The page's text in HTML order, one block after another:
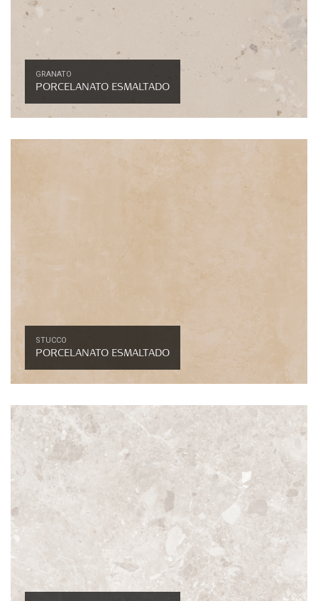
GRANATO
PORCELANATO ESMALTADO
STUCCO
PORCELANATO ESMALTADO